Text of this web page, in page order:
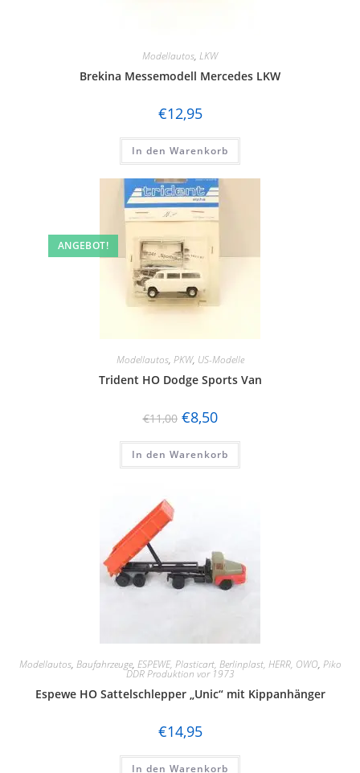
Modellautos, LKW
Brekina Messemodell Mercedes LKW
€12,95
In den Warenkorb
ANGEBOT!
Modellautos, PKW, US-Modelle
Trident HO Dodge Sports Van
€11,00 €8,50
In den Warenkorb
Modellautos, Baufahrzeuge, ESPEWE, Plasticart, Berlinplast, HERR, OWO, Piko
DDR Produktion vor 1973
Espewe HO Sattelschlepper „Unic“ mit Kippanhänger
€14,95
In den Warenkorb